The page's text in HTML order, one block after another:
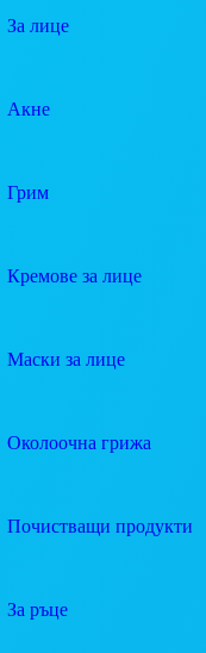
За лице
Акне
Грим
Кремове за лице
Маски за лице
Околоочна грижа
Почистващи продукти
За ръце